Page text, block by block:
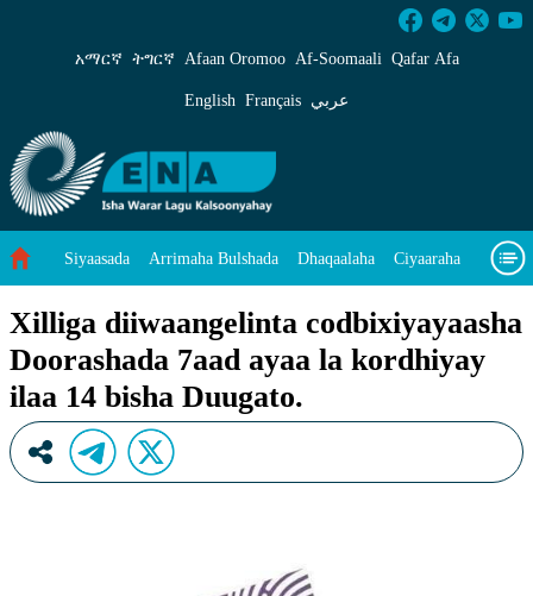
Xilliga diiwaangelinta codbixiyayaasha
አማርኛ ትግርኛ Afaan Oromoo Af‑Soomaali Qafar Afa
English Français عربي
Siyaasada Arrimaha Bulshada Dhaqaalaha Ciyaaraha
Wararka Caalamka Qodobada Tilmaamaha Muuqaalo
Arrimaheena
Xilliga diiwaangelinta codbixiyayaasha
Doorashada 7aad ayaa la kordhiyay
ilaa 14 bisha Duugato.